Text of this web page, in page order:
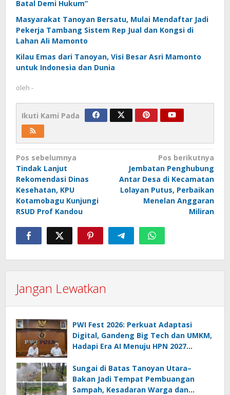
Batal Demi Hukum”
Masyarakat Tanoyan Bersatu, Mulai Mendaftar Jadi
Pekerja Tambang Sistem Rep Jual dan Kongsi di
Lahan Ali Mamonto
Kilau Emas dari Tanoyan, Visi Besar Asri Mamonto
untuk Indonesia dan Dunia
oleh -
Ikuti Kami Pada
Navigasi
pos
Pos sebelumnya
Tindak Lanjut
Rekomendasi Dinas
Kesehatan, KPU
Kotamobagu Kunjungi
RSUD Prof Kandou
Pos berikutnya
Jembatan Penghubung
Antar Desa di Kecamatan
Lolayan Putus, Perbaikan
Menelan Anggaran
Miliran
Jangan Lewatkan
PWI Fest 2026: Perkuat Adaptasi
Digital, Gandeng Big Tech dan UMKM,
Hadapi Era AI Menuju HPN 2027
Sungai di Batas Tanoyan Utara–
Bakan Jadi Tempat Pembuangan
Sampah, Kesadaran Warga dan